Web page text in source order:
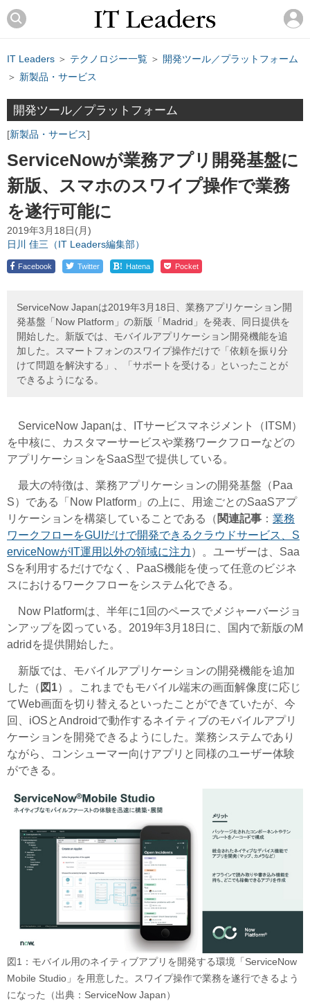
IT Leaders ＞ テクノロジー一覧 ＞ 開発ツール／プラットフォーム
＞ 新製品・サービス
開発ツール／プラットフォーム
新製品・サービス
ServiceNowが業務アプリ開発基盤に
新版、スマホのスワイプ操作で業務
を遂行可能に
2019年3月18日(月)
日川 佳三（IT Leaders編集部）
Facebook Twitter ! Hatena Pocket
ServiceNow Japanは2019年3月18日、業務アプリケーション開
発基盤「Now Platform」の新版「Madrid」を発表、同日提供を
開始した。新版では、モバイルアプリケーション開発機能を追
加した。スマートフォンのスワイプ操作だけで「依頼を振り分
けて問題を解決する」、「サポートを受ける」といったことが
できるようになる。
ServiceNow Japanは、ITサービスマネジメント（ITSM）
を中核に、カスタマーサービスや業務ワークフローなどの
アプリケーションをSaaS型で提供している。
最大の特徴は、業務アプリケーションの開発基盤（Paa
S）である「Now Platform」の上に、用途ごとのSaaSアプ
リケーションを構築していることである（ 関連記事 ： 業務
ワークフローをGUIだけで開発できるクラウドサービス、S
erviceNowがIT運用以外の領域に注力 ）。ユーザーは、Saa
Sを利用するだけでなく、PaaS機能を使って任意のビジネ
スにおけるワークフローをシステム化できる。
Now Platformは、半年に1回のペースでメジャーバージョ
ンアップを図っている。2019年3月18日に、国内で新版のM
adridを提供開始した。
新版では、モバイルアプリケーションの開発機能を追加
した（ 図1）。これまでもモバイル端末の画面解像度に応じ
てWeb画面を切り替えるといったことができていたが、今
回、iOSとAndroidで動作するネイティブのモバイルアプリ
ケーションを開発できるようにした。業務システムであり
ながら、コンシューマー向けアプリと同様のユーザー体験
ができる。
図1：モバイル用のネイティブアプリを開発する環境「ServiceNow
Mobile Studio」を用意した。スワイプ操作で業務を遂行できるよう
になった（出典：ServiceNow Japan）